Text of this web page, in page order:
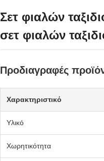
Σετ φιαλών
σετ φιαλών
Προδιαγραφές
Χαρακτηριστικό
Υλικό
Χωρητικότητα